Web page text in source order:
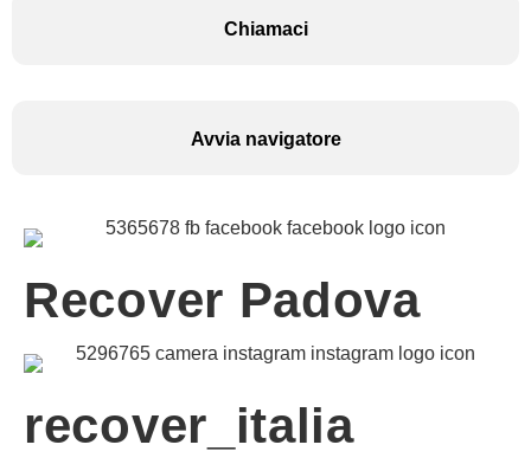
Chiamaci
Avvia navigatore
Recover Padova
recover_italia